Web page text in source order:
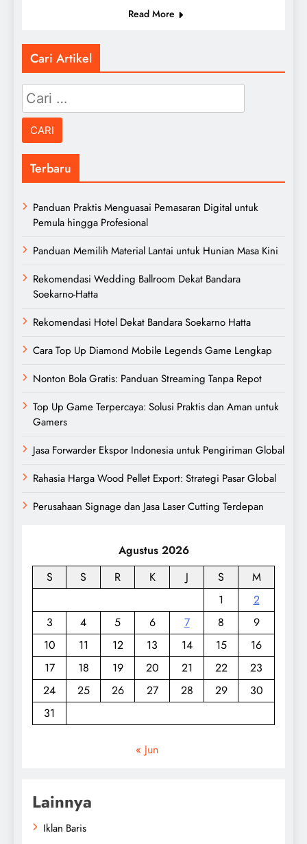
Read More
Cari Artikel
Cari
untuk:
Terbaru
Panduan Praktis Menguasai Pemasaran Digital untuk
Pemula hingga Profesional
Panduan Memilih Material Lantai untuk Hunian Masa Kini
Rekomendasi Wedding Ballroom Dekat Bandara
Soekarno-Hatta
Rekomendasi Hotel Dekat Bandara Soekarno Hatta
Cara Top Up Diamond Mobile Legends Game Lengkap
Nonton Bola Gratis: Panduan Streaming Tanpa Repot
Top Up Game Terpercaya: Solusi Praktis dan Aman untuk
Gamers
Jasa Forwarder Ekspor Indonesia untuk Pengiriman Global
Rahasia Harga Wood Pellet Export: Strategi Pasar Global
Perusahaan Signage dan Jasa Laser Cutting Terdepan
Agustus 2026
S
S R K J S
M
1
2
3
4 5 6 7 8
9
10
11 12 13 14 15
16
17
18 19 20 21 22
23
24
25 26 27 28 29
30
31
« Jun
Lainnya
Iklan Baris